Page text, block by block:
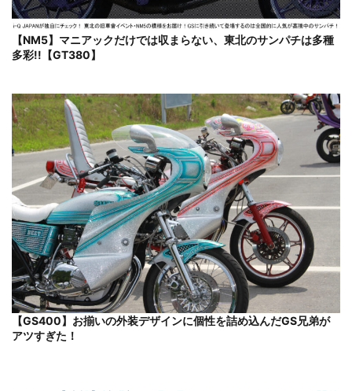
【NM5】マニアックだけでは収まらない、東北のサンパチは多種
多彩!!【GT380】
【GS400】お揃いの外装デザインに個性を詰め込んだGS兄弟が
アツすぎた！